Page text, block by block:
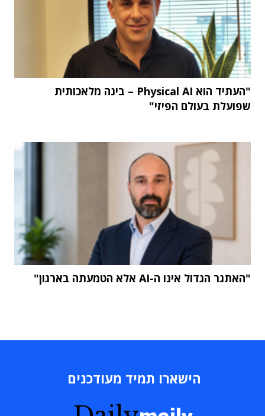
"העתיד הוא Physical AI – בינה מלאכותית
שפועלת בעולם הפיזי"
"האתגר הגדול אינו ה-AI אלא הטמעתה בארגון"
הישארו תמיד מעודכנים